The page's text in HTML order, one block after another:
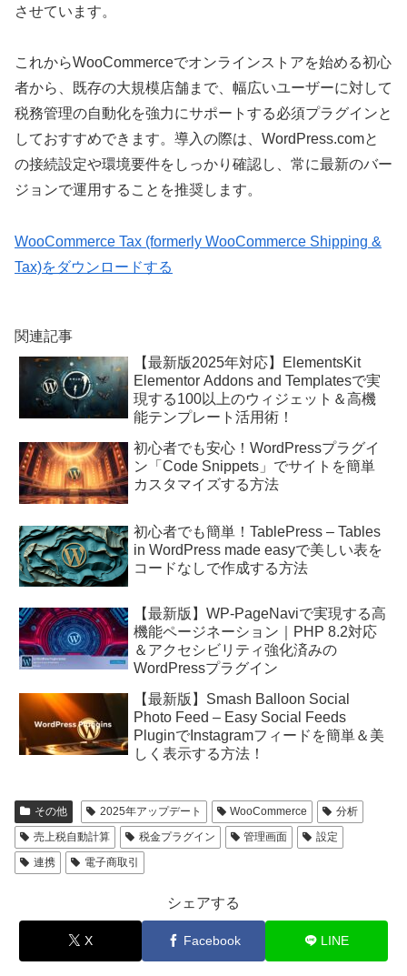
させています。
これからWooCommerceでオンラインストアを始める初心
者から、既存の大規模店舗まで、幅広いユーザーに対して
税務管理の自動化を強力にサポートする必須プラグインと
しておすすめできます。導入の際は、WordPress.comと
の接続設定や環境要件をしっかり確認し、常に最新のバー
ジョンで運用することを推奨します。
WooCommerce Tax (formerly WooCommerce Shipping &
Tax)をダウンロードする
関連記事
【最新版2025年対応】ElementsKit
Elementor Addons and Templatesで実
現する100以上のウィジェット＆高機
能テンプレート活用術！
初心者でも安心！WordPressプラグイ
ン「Code Snippets」でサイトを簡単
カスタマイズする方法
初心者でも簡単！TablePress – Tables
in WordPress made easyで美しい表を
コードなしで作成する方法
【最新版】WP-PageNaviで実現する高
機能ページネーション｜PHP 8.2対応
＆アクセシビリティ強化済みの
WordPressプラグイン
【最新版】Smash Balloon Social
Photo Feed – Easy Social Feeds
PluginでInstagramフィードを簡単＆美
しく表示する方法！
その他 2025年アップデート WooCommerce
分析
売上税自動計算
税金プラグイン 管理画面
設定
連携
電子商取引
シェアする
X Facebook LINE